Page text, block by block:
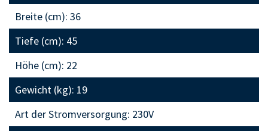
Breite (cm): 36
Tiefe (cm): 45
Höhe (cm): 22
Gewicht (kg): 19
Art der Stromversorgung: 230V